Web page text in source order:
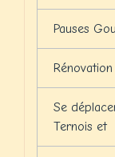
Pauses
Se
Ternois et